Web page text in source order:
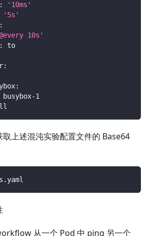
:
'10ms'
'5s'
:
10s'
:
to
:
:
busybox-1
上述混沌实验配置文件的 Base64
从一个 Pod 中 ping 另一个